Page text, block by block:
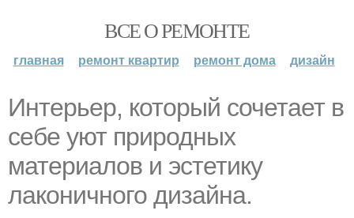
ВСЕ О РЕМОНТЕ
главная ремонт квартир ремонт дома дизайн
Интерьер, который сочетает в
себе уют природных
материалов и эстетику
лаконичного дизайна.